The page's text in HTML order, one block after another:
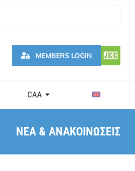
MEMBERS LOGIN
CAA
ΝΕΑ & ΑΝΑΚΟΙΝΩΣΕΙΣ